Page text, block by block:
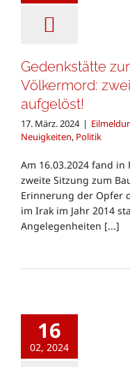
Gedenkstätte
Völkermord:
aufgelöst!
17. März. 2024 |
Neuigkeiten, Politik
Am 16.03.2024 fand in
zweite Sitzung zum
Erinnerung der Opfer
im Irak im Jahr 2014
Angelegenheiten [...]
16
02, 2024